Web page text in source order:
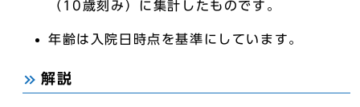
（10歳刻み）に集計したものです。
年齢は入院日時点を基準にしています。
解説